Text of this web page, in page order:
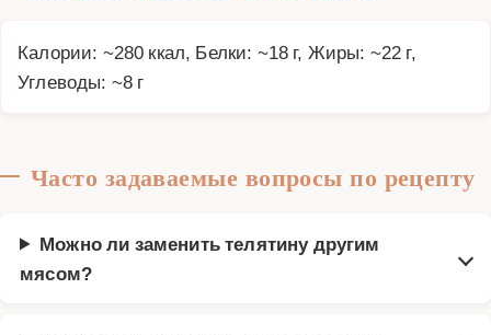
Калории: ~280 ккал, Белки: ~18 г, Жиры: ~22 г,
Углеводы: ~8 г
Часто задаваемые вопросы по рецепту
Можно ли заменить телятину другим
мясом?